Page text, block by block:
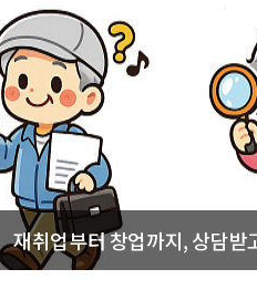
재취업부터 창업까지, 상담받